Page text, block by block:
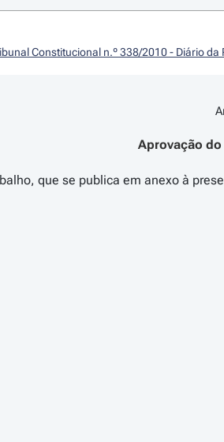
Constitucional n.º 338/2010 - Diário
Aprovação